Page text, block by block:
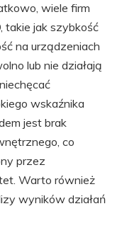
wiele firm
takie jak szybkość
na urządzeniach
lub nie działają
wskaźnika
jest brak
co
przez
Warto również
wyników działań